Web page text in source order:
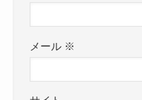
メール ※